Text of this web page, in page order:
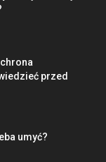
przed
umyć?